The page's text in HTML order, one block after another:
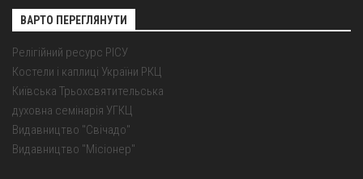
ВАРТО ПЕРЕГЛЯНУТИ
Релігійний ресурс РІСУ
Костели і каплиці України РКЦ
Київська Трьохсвятительська
духовна семінарія УГКЦ
Видавництво "Свічадо"
Видавництво "Місіонер"